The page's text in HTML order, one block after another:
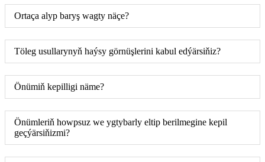
Ortaça alyp baryş wagty näçe?
Töleg usullarynyň haýsy görnüşlerini kabul edýärsiňiz?
Önümiň kepilligi näme?
Önümleriň howpsuz we ygtybarly eltip berilmegine kepil
geçýärsiňizmi?